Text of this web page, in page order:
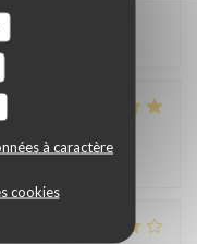
à caractère
cookies
pas y
Lilles.
5 Qualité / Prix:5